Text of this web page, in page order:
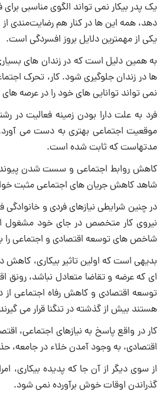
یک پدر بیکار نمی تواند الگوی مناسبی
دهد، همه این ها در کنار هم رضایت‌مندی
یکی از مهمترین دلایل بروز افسردگی است.‌‌‌
به همین دلیل است که در زندان های
ها در زندان جلوگیری شود. کار، تحرک
نمی تواند توانایی های خود را در عرصه های
فرد به علت دارا بودن زمینه فعالیت در
موقعیت اجتماعی بهتری به دست می آورد.‌
مدتهاست که ثابت شده است.
کاهش روابط اجتماعی و سست شدن پیوند
شاهد کاهش جریان های اجتماعی مثبت
در چنین شرایطی نیازهای فردی و
نیروی کار متخصص در جای خود مشغول
شاخص های توسعه اقتصادی و اجتماعی را
بدیهی است که اولین تاثیر بیکاری،
ای که عرضه و تقاضا متعادل نباشد،
توسعه اقتصادی و کاهش رفاه اجتماعی از
هستند بیش از گذشته در تنگنا قرار می
کار در واقع پاسخ به نیازهای اجتماعی،
اقتصادی، به وجود آمدن خلاء در جامعه،
از سوی دیگر از آن جا که پدیده بیکاری،
گذراندن اوقات خوش برآورده نمی شود.‌‌